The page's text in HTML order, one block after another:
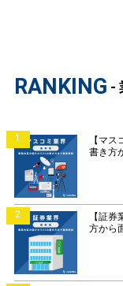
RANKING -
1
【マ
書き方
2
【証
方から